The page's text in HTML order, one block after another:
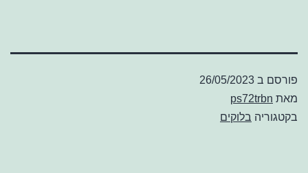
פורסם ב 26/05/2023
מאת ps72trbn
בקטגוריה בלוקים